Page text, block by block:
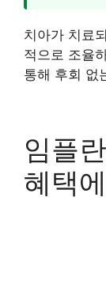
치아가 치료
적으로 조율
통해 후회 없
임플
혜택